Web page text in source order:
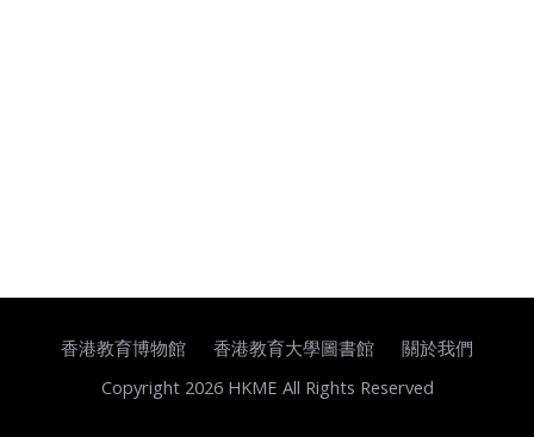
香港教育博物館 香港教育大學圖書館
關於我們
Copyright 2026 HKME All Rights Reserved